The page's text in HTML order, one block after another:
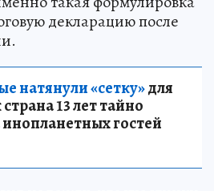
декларацию после
натянули «сетку»для
13 лет тайно
инопланетных гостей